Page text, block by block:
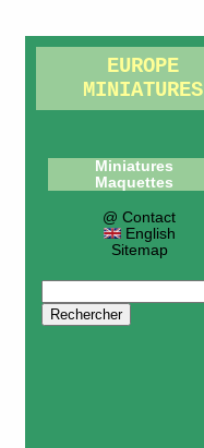
EUROPE
MINIATURES
Miniatures
Maquettes
@ Contact
English
Sitemap